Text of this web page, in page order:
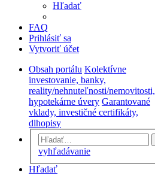
Hľadať
FAQ
Prihlásiť sa
Vytvoriť účet
Obsah portálu Kolektívne
investovanie, banky,
reality/nehnuteľnosti/nemovitosti,
hypotekárne úvery Garantované
vklady, investičné certifikáty,
dlhopisy
vyhľadávanie
Hľadať